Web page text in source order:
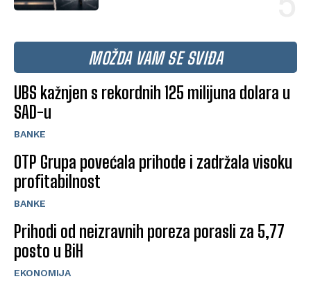
MOŽDA VAM SE SVIĐA
UBS kažnjen s rekordnih 125 milijuna dolara u
SAD-u
BANKE
OTP Grupa povećala prihode i zadržala visoku
profitabilnost
BANKE
Prihodi od neizravnih poreza porasli za 5,77
posto u BiH
EKONOMIJA